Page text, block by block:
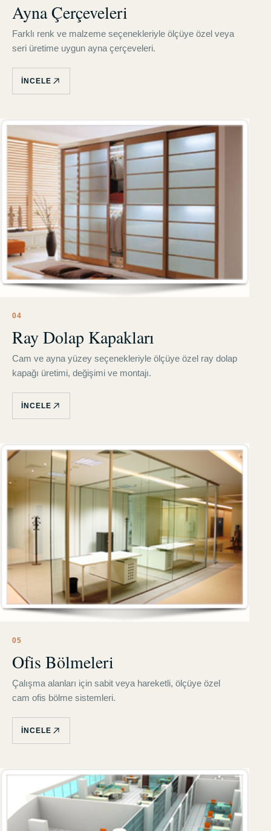
Ayna Çerçeveleri
Farklı renk ve malzeme seçenekleriyle ölçüye özel veya
seri üretime uygun ayna çerçeveleri.
İNCELE
04
Ray Dolap Kapakları
Cam ve ayna yüzey seçenekleriyle ölçüye özel ray dolap
kapağı üretimi, değişimi ve montajı.
İNCELE
05
Ofis Bölmeleri
Çalışma alanları için sabit veya hareketli, ölçüye özel
cam ofis bölme sistemleri.
İNCELE